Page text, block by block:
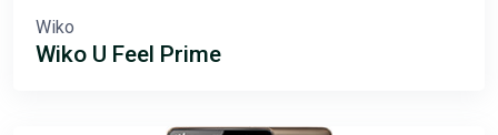
Wiko
Wiko U Feel Prime